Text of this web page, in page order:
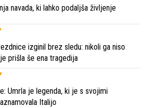
navada, ki lahko podaljša življenje
izginil brez sledu: nikoli ga niso
prišla še ena tragedija
Umrla je legenda, ki je s svojimi
Italijo